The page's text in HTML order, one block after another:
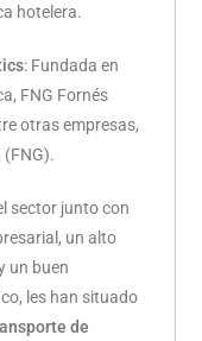
hotelera.
: Fundada en
FNG Fornés
otras empresas,
sector junto con
un alto
un buen
les han situado
de